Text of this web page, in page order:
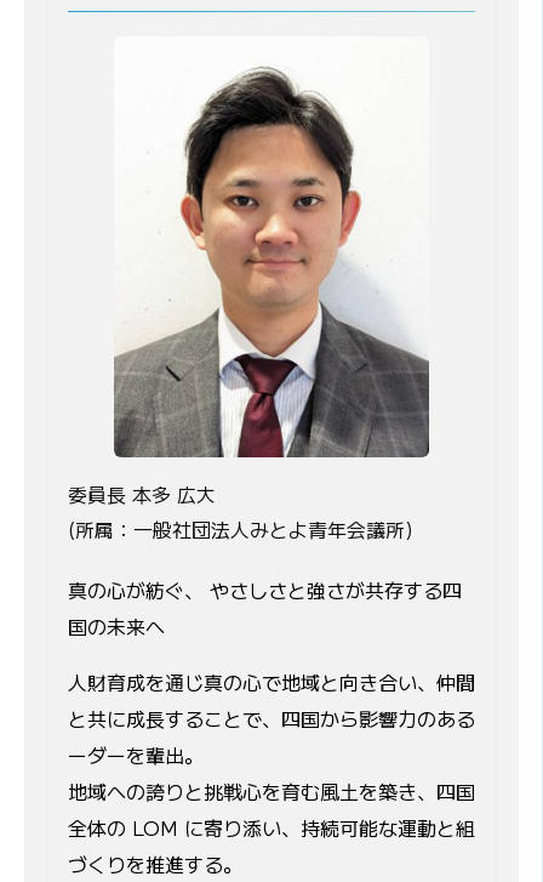
委員長 本多 広大
(所属：一般社団法人みとよ青年会議所)
真の心が紡ぐ、 やさしさと強さが共存する四
国の未来へ
人財育成を通じ真の心で地域と向き合い、仲間
と共に成長することで、四国から影響力のある
ーダーを輩出。
地域への誇りと挑戦心を育む風土を築き、四国
全体の LOM に寄り添い、持続可能な運動と組
づくりを推進する。